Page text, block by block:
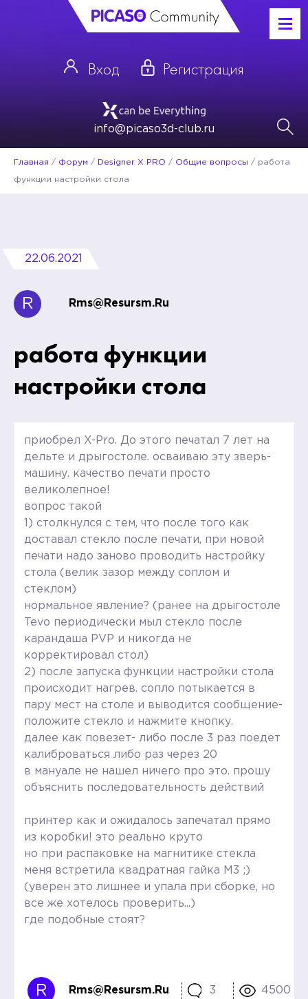
Вход Регистрация
info@picaso3d-club.ru
Главная / Форум / Designer X PRO / Общие вопросы / работа
функции настройки стола
22.06.2021
R Rms@resursm.ru
работа функции
настройки стола
приобрел X-Pro. До этого печатал 7 лет на
дельте и дрыгостоле. осваиваю эту зверь-
машину. качество печати просто
великолепное!
вопрос такой
1) столкнулся с тем, что после того как
доставал стекло после печати, при новой
печати надо заново проводить настройку
стола (велик зазор между соплом и
стеклом)
нормальное явление? (ранее на дрыгостоле
Tevo периодически мыл стекло после
карандаша PVP и никогда не
корректировал стол)
2) после запуска функции настройки стола
происходит нагрев. сопло потыкается в
пару мест на столе и выводится сообщение-
положите стекло и нажмите кнопку.
далее как повезет- либо после 3 раз поедет
калиброваться либо раз через 20
в мануале не нашел ничего про это. прошу
объяснить последовательность действий
принтер как и ожидалось запечатал прямо
из коробки! это реально круто
но при распаковке на магнитике стекла
меня встретила квадратная гайка М3 ;)
(уверен это лишнее и упала при сборке, но
все же хотелось проверить...)
где подобные стоят?
R Rms@resursm.ru 3 4500